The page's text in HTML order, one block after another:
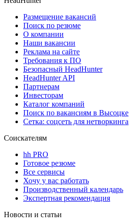
Размещение вакансий
Поиск по резюме
О компании
Наши вакансии
Реклама на сайте
Требования к ПО
Безопасный HeadHunter
HeadHunter API
Партнерам
Инвесторам
Каталог компаний
Поиск по вакансиям в Высоцке
Сетка: соцсеть для нетворкинга
Соискателям
hh PRO
Готовое резюме
Все сервисы
Хочу у вас работать
Производственный календарь
Экспертная рекомендация
Новости и статьи